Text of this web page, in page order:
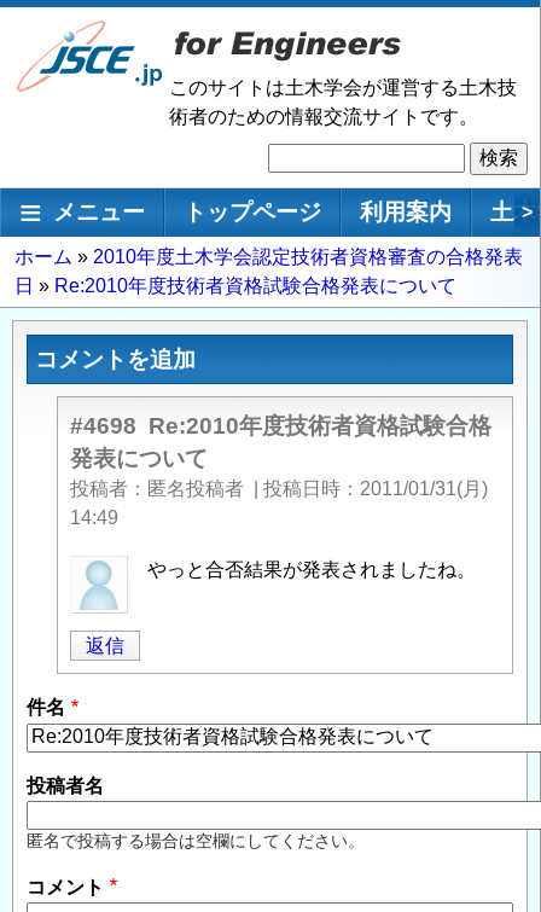
メ
ン
移
動
このサイトは土木学会が運営する土木技
術者のための情報交流サイトです。
索
メインナビゲーション
メニュー トップページ 利用案内 土 >
パ
ン
く
ホーム
2010年度土木学会認定技術者資格審査の合格発表
日
Re:2010年度技術者資格試験合格発表について
コメントを追加
#4698 Re:2010年度技術者資格試験合格
発表について
投稿者 匿名投稿者 投稿日時
2011/01/31(月)
14:49
匿
名
投
稿
よ
る
「Re:2010
年
技
やっと合否結果が発表されましたね。
返信
件名
投稿者名
匿名で投稿する場合は空欄にしてください。
コメント